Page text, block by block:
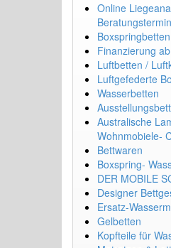
Online
Boxspringbetten
Finanzierung
Luftbetten /
Luftgefederte
Wasserbetten
Australische
Wohnmobiele-
Bettwaren
Boxspring-
DER MOBILE
Designer
Ersatz-
Gelbetten
Kopfteile für